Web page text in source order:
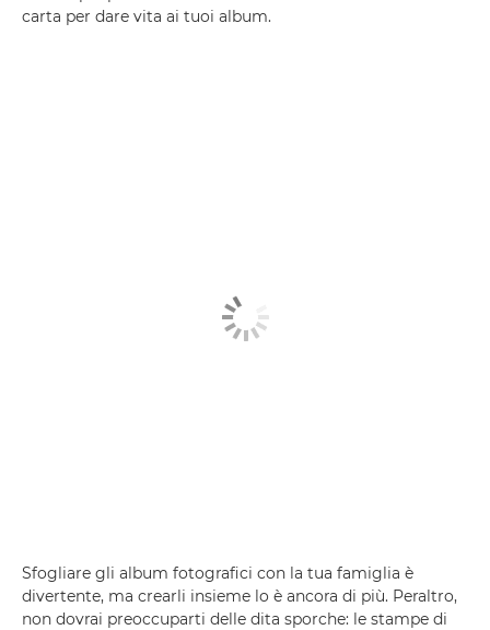
carta per dare vita ai tuoi album.
Sfogliare gli album fotografici con la tua famiglia è
divertente, ma crearli insieme lo è ancora di più. Peraltro,
non dovrai preoccuparti delle dita sporche: le stampe di